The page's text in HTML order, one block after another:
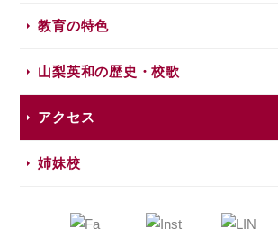
教育の特色
山梨英和の歴史・校歌
アクセス
姉妹校